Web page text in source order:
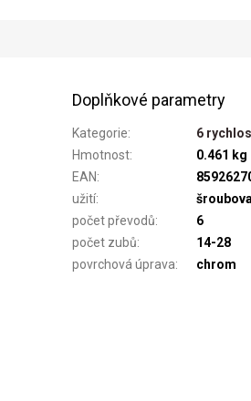
Doplňkové parametry
Kategorie:
6
Hmotnost:
0.461 kg
EAN:
užití:
počet převodů:
6
počet zubů:
14-28
povrchová úprava: chrom